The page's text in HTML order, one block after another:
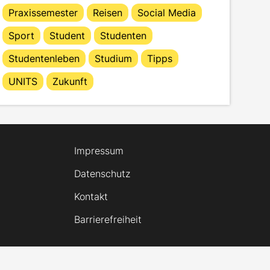
Praxissemester
Reisen
Social Media
Sport
Student
Studenten
Studentenleben
Studium
Tipps
UNITS
Zukunft
Impressum
Datenschutz
Kontakt
Barrierefreiheit